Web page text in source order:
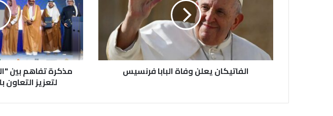
ن
ن
الفاتيكان يعلن وفاة البابا فرنسيس
ة
ف
ا
ه
ن
مذكرة تفاهم بين
لتعزيز التعاون